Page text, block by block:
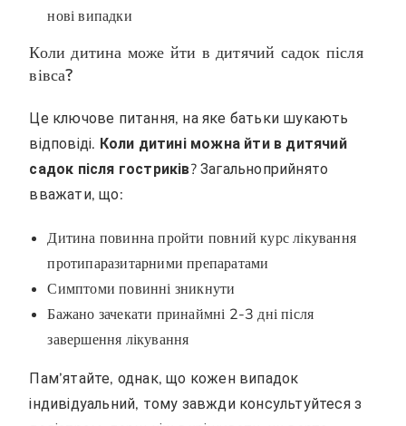
нові випадки
Коли дитина може йти в дитячий садок після
вівса?
Це ключове питання, на яке батьки шукають
відповіді. Коли дитині можна йти в дитячий
садок після гостриків? Загальноприйнято
вважати, що:
Дитина повинна пройти повний курс лікування
протипаразитарними препаратами
Симптоми повинні зникнути
Бажано зачекати принаймні 2-3 дні після
завершення лікування
Пам’ятайте, однак, що кожен випадок
індивідуальний, тому завжди консультуйтеся з